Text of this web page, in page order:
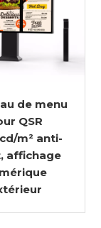
de menu
QSR
m² anti-
affichage